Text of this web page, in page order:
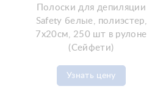
Полоски для депиляции
Safety белые, полиэстер,
7х20см, 250 шт в рулоне
(Сейфети)
Узнать цену